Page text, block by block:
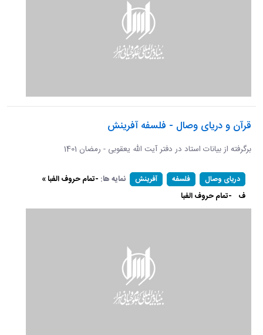
قرآن و دریای وصال - فلسفه آفرینش
برگرفته از بیانات استاد در دفتر آیت الله یعقوبی - رمضان 1401
دریای وصال فلسفه آفرینش نمایه ها: -تمام حروف الفبا »
ف -تمام حروف الفبا